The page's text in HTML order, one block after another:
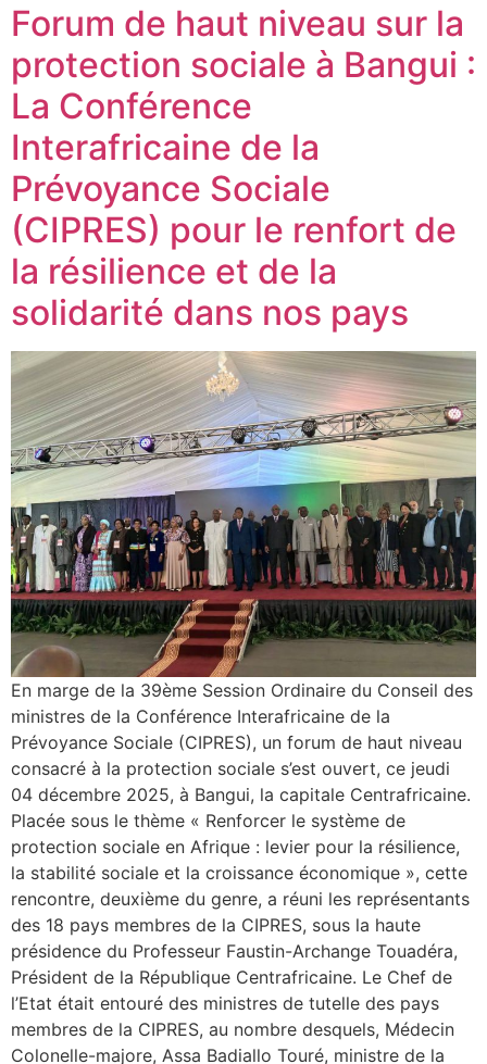
Forum de haut niveau sur la
protection sociale à Bangui :
La Conférence
Interafricaine de la
Prévoyance Sociale
(CIPRES) pour le renfort de
la résilience et de la
solidarité dans nos pays
En marge de la 39ème Session Ordinaire du Conseil des
ministres de la Conférence Interafricaine de la
Prévoyance Sociale (CIPRES), un forum de haut niveau
consacré à la protection sociale s’est ouvert, ce jeudi
04 décembre 2025, à Bangui, la capitale Centrafricaine.
Placée sous le thème « Renforcer le système de
protection sociale en Afrique : levier pour la résilience,
la stabilité sociale et la croissance économique », cette
rencontre, deuxième du genre, a réuni les représentants
des 18 pays membres de la CIPRES, sous la haute
présidence du Professeur Faustin-Archange Touadéra,
Président de la République Centrafricaine. Le Chef de
l’Etat était entouré des ministres de tutelle des pays
membres de la CIPRES, au nombre desquels, Médecin
Colonelle-majore, Assa Badiallo Touré, ministre de la